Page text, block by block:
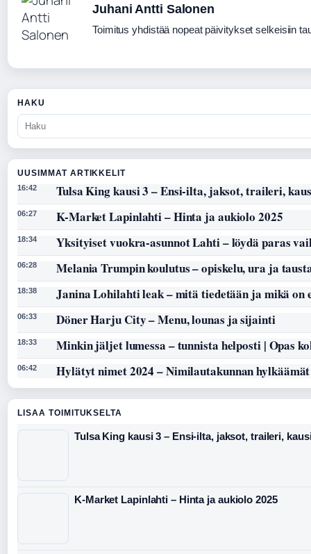
Juhani Antti Salonen
Toimitus yhdistää nopeat päivitykset selkeisiin
HAKU
UUSIMMAT ARTIKKELIT
16:42 Tulsa King kausi 3 – Ensi-ilta, jaksot, traileri,
06:27 K-Market Lapinlahti – Hinta ja aukiolo 2025
18:34 Yksityiset vuokra-asunnot Lahti – löydä paras
06:28 Melania Trumpin koulutus – opiskelu, ura ja
18:38 Janina Lohilahti leak – mitä tiedetään ja mikä on
06:33 Döner Harju City – Menu, lounas ja sijainti
18:33 Minkin jäljet lumessa – tunnista helposti | Opas
06:42 Hylätyt nimet 2024 – Nimilautakunnan
LISAA TOIMITUKSELTA
Tulsa King kausi 3 – Ensi-ilta, jaksot, traileri,
K-Market Lapinlahti – Hinta ja aukiolo 2025